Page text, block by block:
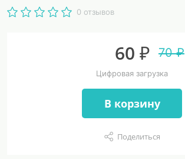
0 отзывов
60 ₽ 70 ₽
Цифровая загрузка
В корзину
Поделиться